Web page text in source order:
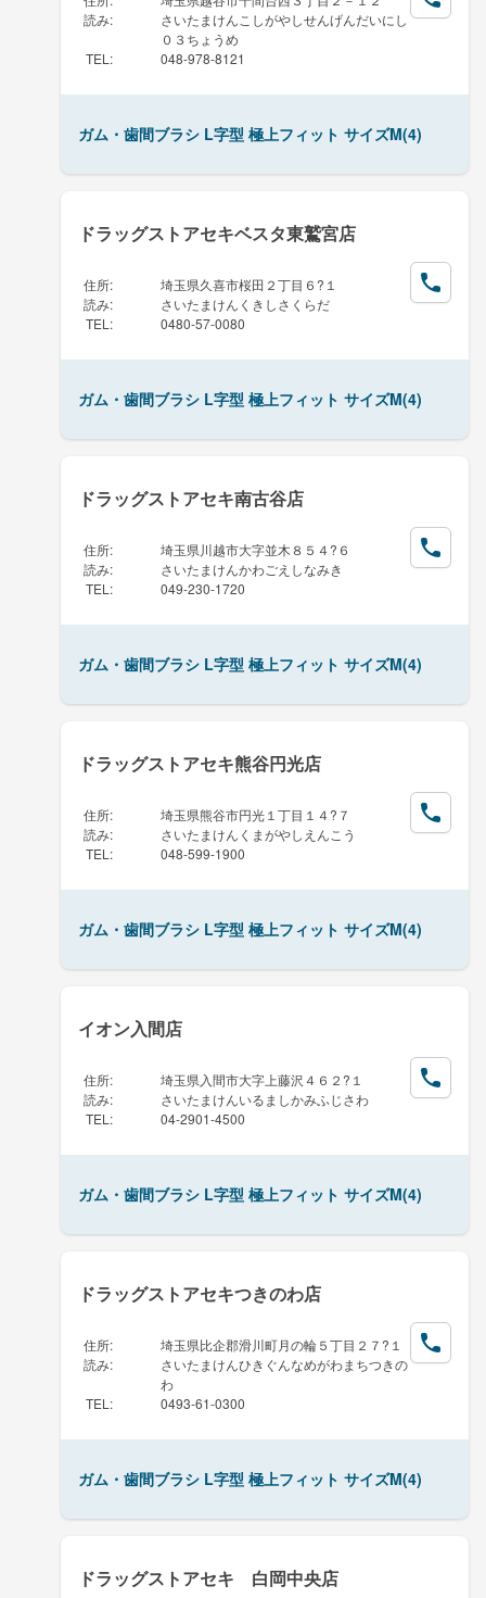
読み:
さいたまけんこしがやしせんげんだいにし
０３ちょうめ
TEL : 048-978-8121
ガム・歯間ブラシ L字型 極上フィット サイズM(4)
ドラッグストアセキベスタ東鷲宮店
住所:
埼玉県久喜市桜田２丁目６?１
読み:
さいたまけんくきしさくらだ
TEL : 0480-57-0080
ガム・歯間ブラシ L字型 極上フィット サイズM(4)
ドラッグストアセキ南古谷店
住所:
埼玉県川越市大字並木８５４?６
読み:
さいたまけんかわごえしなみき
TEL : 049-230-1720
ガム・歯間ブラシ L字型 極上フィット サイズM(4)
ドラッグストアセキ熊谷円光店
住所:
埼玉県熊谷市円光１丁目１４?７
読み:
さいたまけんくまがやしえんこう
TEL : 048-599-1900
ガム・歯間ブラシ L字型 極上フィット サイズM(4)
イオン入間店
住所:
埼玉県入間市大字上藤沢４６２?１
読み:
さいたまけんいるましかみふじさわ
TEL : 04-2901-4500
ガム・歯間ブラシ L字型 極上フィット サイズM(4)
ドラッグストアセキつきのわ店
住所:
埼玉県比企郡滑川町月の輪５丁目２７?１
読み:
さいたまけんひきぐんなめがわまちつきの
わ
TEL : 0493-61-0300
ガム・歯間ブラシ L字型 極上フィット サイズM(4)
ドラッグストアセキ 白岡中央店